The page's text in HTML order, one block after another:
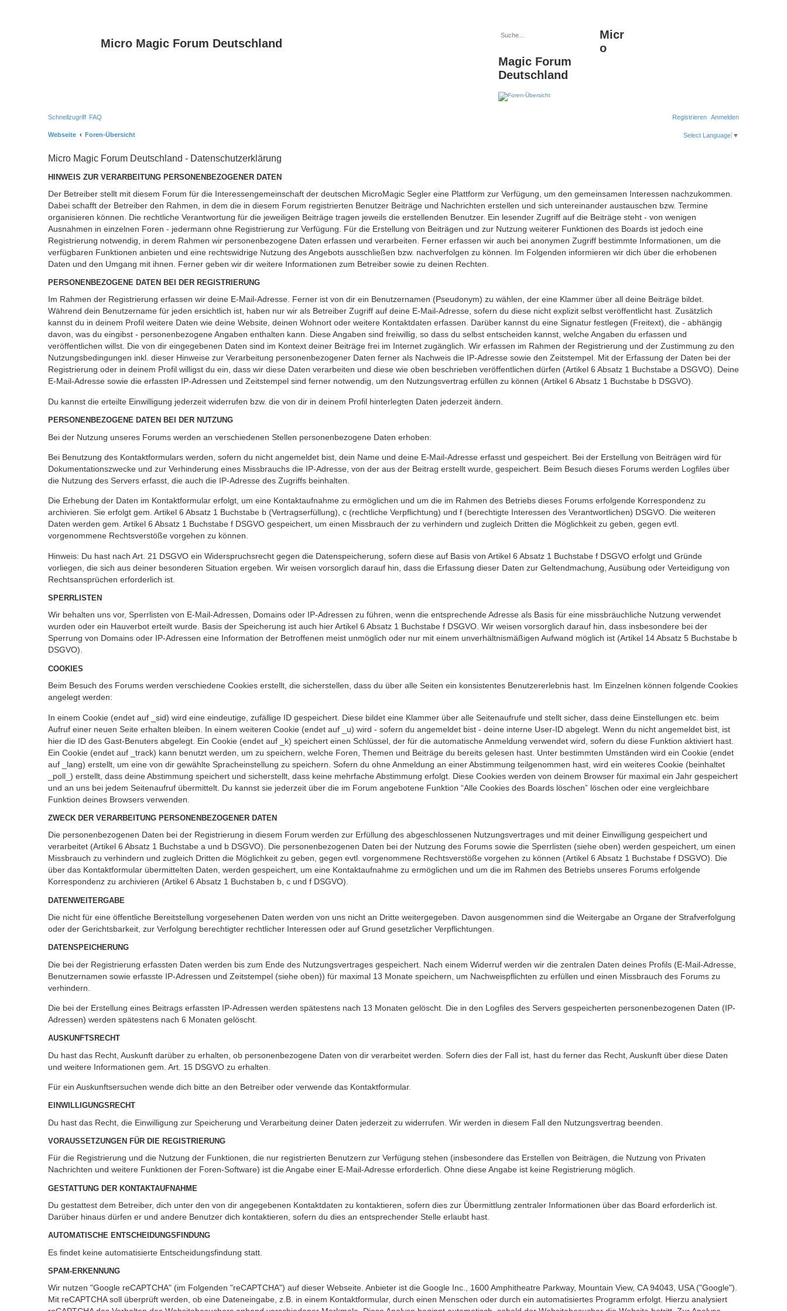
Micro Magic Forum Deutschland
SucheErweiterte Suche
Micr
o
Magic Forum
Deutschland
Schnellzugriff FAQ Anmelden
Registrieren
Webseite Foren-Übersicht Select Language ▼
Micro Magic Forum Deutschland - Datenschutzerklärung
HINWEIS ZUR VERARBEITUNG PERSONENBEZOGENER DATEN
Der Betreiber stellt mit diesem Forum für die Interessengemeinschaft der deutschen MicroMagic Segler eine Plattform zur Verfügung, um den gemeinsamen Interessen nachzukommen.
Dabei schafft der Betreiber den Rahmen, in dem die in diesem Forum registrierten Benutzer Beiträge und Nachrichten erstellen und sich untereinander austauschen bzw. Termine
organisieren können. Die rechtliche Verantwortung für die jeweiligen Beiträge tragen jeweils die erstellenden Benutzer. Ein lesender Zugriff auf die Beiträge steht - von wenigen
Ausnahmen in einzelnen Foren - jedermann ohne Registrierung zur Verfügung. Für die Erstellung von Beiträgen und zur Nutzung weiterer Funktionen des Boards ist jedoch eine
Registrierung notwendig, in derem Rahmen wir personenbezogene Daten erfassen und verarbeiten. Ferner erfassen wir auch bei anonymen Zugriff bestimmte Informationen, um die
verfügbaren Funktionen anbieten und eine rechtswidrige Nutzung des Angebots ausschließen bzw. nachverfolgen zu können. Im Folgenden informieren wir dich über die erhobenen
Daten und den Umgang mit ihnen. Ferner geben wir dir weitere Informationen zum Betreiber sowie zu deinen Rechten.
PERSONENBEZOGENE DATEN BEI DER REGISTRIERUNG
Im Rahmen der Registrierung erfassen wir deine E-Mail-Adresse. Ferner ist von dir ein Benutzernamen (Pseudonym) zu wählen, der eine Klammer über all deine Beiträge bildet.
Während dein Benutzername für jeden ersichtlich ist, haben nur wir als Betreiber Zugriff auf deine E-Mail-Adresse, sofern du diese nicht explizit selbst veröffentlicht hast. Zusätzlich
kannst du in deinem Profil weitere Daten wie deine Website, deinen Wohnort oder weitere Kontaktdaten erfassen. Darüber kannst du eine Signatur festlegen (Freitext), die - abhängig
davon, was du eingibst - personenbezogene Angaben enthalten kann. Diese Angaben sind freiwillig, so dass du selbst entscheiden kannst, welche Angaben du erfassen und
veröffentlichen willst. Die von dir eingegebenen Daten sind im Kontext deiner Beiträge frei im Internet zugänglich. Wir erfassen im Rahmen der Registrierung und der Zustimmung zu den
Nutzungsbedingungen inkl. dieser Hinweise zur Verarbeitung personenbezogener Daten ferner als Nachweis die IP-Adresse sowie den Zeitstempel. Mit der Erfassung der Daten bei der
Registrierung oder in deinem Profil willigst du ein, dass wir diese Daten verarbeiten und diese wie oben beschrieben veröffentlichen dürfen (Artikel 6 Absatz 1 Buchstabe a DSGVO). Deine
E-Mail-Adresse sowie die erfassten IP-Adressen und Zeitstempel sind ferner notwendig, um den Nutzungsvertrag erfüllen zu können (Artikel 6 Absatz 1 Buchstabe b DSGVO).
Du kannst die erteilte Einwilligung jederzeit widerrufen bzw. die von dir in deinem Profil hinterlegten Daten jederzeit ändern.
PERSONENBEZOGENE DATEN BEI DER NUTZUNG
Bei der Nutzung unseres Forums werden an verschiedenen Stellen personenbezogene Daten erhoben:
Bei Benutzung des Kontaktformulars werden, sofern du nicht angemeldet bist, dein Name und deine E-Mail-Adresse erfasst und gespeichert. Bei der Erstellung von Beiträgen wird für
Dokumentationszwecke und zur Verhinderung eines Missbrauchs die IP-Adresse, von der aus der Beitrag erstellt wurde, gespeichert. Beim Besuch dieses Forums werden Logfiles über
die Nutzung des Servers erfasst, die auch die IP-Adresse des Zugriffs beinhalten.
Die Erhebung der Daten im Kontaktformular erfolgt, um eine Kontaktaufnahme zu ermöglichen und um die im Rahmen des Betriebs dieses Forums erfolgende Korrespondenz zu
archivieren. Sie erfolgt gem. Artikel 6 Absatz 1 Buchstabe b (Vertragserfüllung), c (rechtliche Verpflichtung) und f (berechtigte Interessen des Verantwortlichen) DSGVO. Die weiteren
Daten werden gem. Artikel 6 Absatz 1 Buchstabe f DSGVO gespeichert, um einen Missbrauch der zu verhindern und zugleich Dritten die Möglichkeit zu geben, gegen evtl.
vorgenommene Rechtsverstöße vorgehen zu können.
Hinweis: Du hast nach Art. 21 DSGVO ein Widerspruchsrecht gegen die Datenspeicherung, sofern diese auf Basis von Artikel 6 Absatz 1 Buchstabe f DSGVO erfolgt und Gründe
vorliegen, die sich aus deiner besonderen Situation ergeben. Wir weisen vorsorglich darauf hin, dass die Erfassung dieser Daten zur Geltendmachung, Ausübung oder Verteidigung von
Rechtsansprüchen erforderlich ist.
SPERRLISTEN
Wir behalten uns vor, Sperrlisten von E-Mail-Adressen, Domains oder IP-Adressen zu führen, wenn die entsprechende Adresse als Basis für eine missbräuchliche Nutzung verwendet
wurden oder ein Hauverbot erteilt wurde. Basis der Speicherung ist auch hier Artikel 6 Absatz 1 Buchstabe f DSGVO. Wir weisen vorsorglich darauf hin, dass insbesondere bei der
Sperrung von Domains oder IP-Adressen eine Information der Betroffenen meist unmöglich oder nur mit einem unverhältnismäßigen Aufwand möglich ist (Artikel 14 Absatz 5 Buchstabe b
DSGVO).
COOKIES
Beim Besuch des Forums werden verschiedene Cookies erstellt, die sicherstellen, dass du über alle Seiten ein konsistentes Benutzererlebnis hast. Im Einzelnen können folgende Cookies
angelegt werden:
In einem Cookie (endet auf _sid) wird eine eindeutige, zufällige ID gespeichert. Diese bildet eine Klammer über alle Seitenaufrufe und stellt sicher, dass deine Einstellungen etc. beim
Aufruf einer neuen Seite erhalten bleiben. In einem weiteren Cookie (endet auf _u) wird - sofern du angemeldet bist - deine interne User-ID abgelegt. Wenn du nicht angemeldet bist, ist
hier die ID des Gast-Benuters abgelegt. Ein Cookie (endet auf _k) speichert einen Schlüssel, der für die automatische Anmeldung verwendet wird, sofern du diese Funktion aktiviert hast.
Ein Cookie (endet auf _track) kann benutzt werden, um zu speichern, welche Foren, Themen und Beiträge du bereits gelesen hast. Unter bestimmten Umständen wird ein Cookie (endet
auf _lang) erstellt, um eine von dir gewählte Spracheinstellung zu speichern. Sofern du ohne Anmeldung an einer Abstimmung teilgenommen hast, wird ein weiteres Cookie (beinhaltet
_poll_) erstellt, dass deine Abstimmung speichert und sicherstellt, dass keine mehrfache Abstimmung erfolgt. Diese Cookies werden von deinem Browser für maximal ein Jahr gespeichert
und an uns bei jedem Seitenaufruf übermittelt. Du kannst sie jederzeit über die im Forum angebotene Funktion “Alle Cookies des Boards löschen” löschen oder eine vergleichbare
Funktion deines Browsers verwenden.
ZWECK DER VERARBEITUNG PERSONENBEZOGENER DATEN
Die personenbezogenen Daten bei der Registrierung in diesem Forum werden zur Erfüllung des abgeschlossenen Nutzungsvertrages und mit deiner Einwilligung gespeichert und
verarbeitet (Artikel 6 Absatz 1 Buchstabe a und b DSGVO). Die personenbezogenen Daten bei der Nutzung des Forums sowie die Sperrlisten (siehe oben) werden gespeichert, um einen
Missbrauch zu verhindern und zugleich Dritten die Möglichkeit zu geben, gegen evtl. vorgenommene Rechtsverstöße vorgehen zu können (Artikel 6 Absatz 1 Buchstabe f DSGVO). Die
über das Kontaktformular übermittelten Daten, werden gespeichert, um eine Kontaktaufnahme zu ermöglichen und um die im Rahmen des Betriebs unseres Forums erfolgende
Korrespondenz zu archivieren (Artikel 6 Absatz 1 Buchstaben b, c und f DSGVO).
DATENWEITERGABE
Die nicht für eine öffentliche Bereitstellung vorgesehenen Daten werden von uns nicht an Dritte weitergegeben. Davon ausgenommen sind die Weitergabe an Organe der Strafverfolgung
oder der Gerichtsbarkeit, zur Verfolgung berechtigter rechtlicher Interessen oder auf Grund gesetzlicher Verpflichtungen.
DATENSPEICHERUNG
Die bei der Registrierung erfassten Daten werden bis zum Ende des Nutzungsvertrages gespeichert. Nach einem Widerruf werden wir die zentralen Daten deines Profils (E-Mail-Adresse,
Benutzernamen sowie erfasste IP-Adressen und Zeitstempel (siehe oben)) für maximal 13 Monate speichern, um Nachweispflichten zu erfüllen und einen Missbrauch des Forums zu
verhindern.
Die bei der Erstellung eines Beitrags erfassten IP-Adressen werden spätestens nach 13 Monaten gelöscht. Die in den Logfiles des Servers gespeicherten personenbezogenen Daten (IP-
Adressen) werden spätestens nach 6 Monaten gelöscht.
AUSKUNFTSRECHT
Du hast das Recht, Auskunft darüber zu erhalten, ob personenbezogene Daten von dir verarbeitet werden. Sofern dies der Fall ist, hast du ferner das Recht, Auskunft über diese Daten
und weitere Informationen gem. Art. 15 DSGVO zu erhalten.
Für ein Auskunftsersuchen wende dich bitte an den Betreiber oder verwende das Kontaktformular.
EINWILLIGUNGSRECHT
Du hast das Recht, die Einwilligung zur Speicherung und Verarbeitung deiner Daten jederzeit zu widerrufen. Wir werden in diesem Fall den Nutzungsvertrag beenden.
VORAUSSETZUNGEN FÜR DIE REGISTRIERUNG
Für die Registrierung und die Nutzung der Funktionen, die nur registrierten Benutzern zur Verfügung stehen (insbesondere das Erstellen von Beiträgen, die Nutzung von Privaten
Nachrichten und weitere Funktionen der Foren-Software) ist die Angabe einer E-Mail-Adresse erforderlich. Ohne diese Angabe ist keine Registrierung möglich.
GESTATTUNG DER KONTAKTAUFNAHME
Du gestattest dem Betreiber, dich unter den von dir angegebenen Kontaktdaten zu kontaktieren, sofern dies zur Übermittlung zentraler Informationen über das Board erforderlich ist.
Darüber hinaus dürfen er und andere Benutzer dich kontaktieren, sofern du dies an entsprechender Stelle erlaubt hast.
AUTOMATISCHE ENTSCHEIDUNGSFINDUNG
Es findet keine automatisierte Entscheidungsfindung statt.
SPAM-ERKENNUNG
Wir nutzen "Google reCAPTCHA" (im Folgenden "reCAPTCHA") auf dieser Webseite. Anbieter ist die Google Inc., 1600 Amphitheatre Parkway, Mountain View, CA 94043, USA ("Google").
Mit reCAPTCHA soll überprüft werden, ob eine Dateneingabe, z.B. in einem Kontaktformular, durch einen Menschen oder durch ein automatisiertes Programm erfolgt. Hierzu analysiert